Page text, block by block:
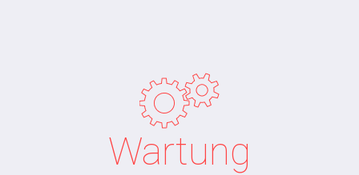
Wartung